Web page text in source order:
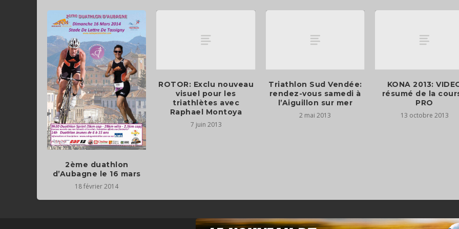
2ème duathlon
d’Aubagne le 16 mars
18 février 2014
ROTOR: Exclu nouveau
visuel pour les
triathlètes avec
Raphael Montoya
7 juin 2013
Triathlon Sud Vendée:
rendez-vous samedi à
l’Aiguillon sur mer
2 mai 2013
KONA 2013:
résumé de la
PRO
13 octobre 2013